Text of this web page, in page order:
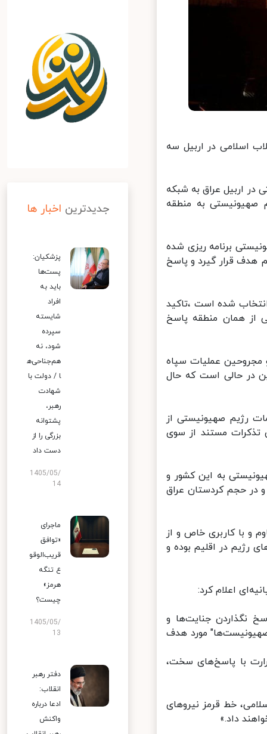
اسلامی در اربیل سه
اربیل عراق به شبکه
به منطقه
برنامه ریزی شده
قرار گیرد و پاسخ
شده است ،تاکید
از همان منطقه پاسخ
عملیات سپاه
در حالی است که حال
رژیم صهیونیستی از
مستند از سوی
به این کشور و
حجم کردستان عراق
با کاربری خاص و از
در اقلیم بوده و
نگذاردن جنایت‌ها و
مورد هدف
با پاسخ‌های سخت،
خط قرمز نیروهای
داد.»
جدیدترین اخبار ها
پزشکیان:
پست‌ها
باید به
افراد
شایسته
سپرده
شود، نه
هم‌جناحی‌ه
ا / دولت با
شهادت
رهبر،
پشتوانه
بزرگی را از
دست داد
1405/05/
14
ماجرای
«توافق
قریب‌الوقو
ع تنگه
هرمز»
چیست؟
1405/05/
13
دفتر رهبر
انقلاب:
ادعا درباره
واکنش